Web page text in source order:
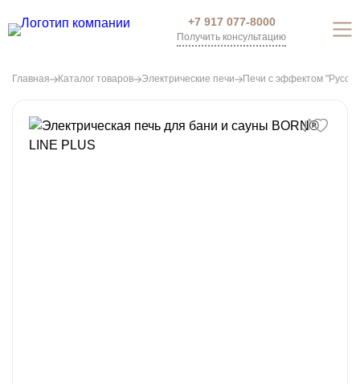
+7 917 077-8000
Получить консультацию
Главная Каталог товаров Электрические печи Печи с эффектом